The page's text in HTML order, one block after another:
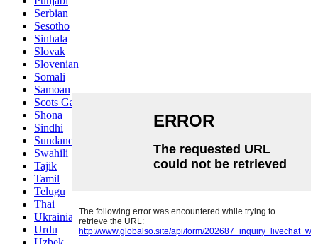
Serbian
Sesotho
Sinhala
Slovak
Slovenian
Somali
Samoan
Scots Gaelic
Shona
Sindhi
Sundanese
Swahili
Tajik
Tamil
Telugu
Thai
Ukrainian
Urdu